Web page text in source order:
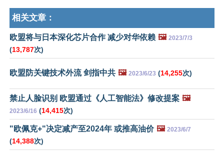
相关文章：
欧盟将与日本深化芯片合作 减少对华依赖 🖼️ 2023/7/3
(13,787次)
欧盟防关键技术外流 剑指中共 🖼️ 2023/6/23 (14,255次)
禁止人脸识别 欧盟通过《人工智能法》修改提案 🖼️
2023/6/16 (14,415次)
"欧佩克+"决定减产至2024年 或推高油价 🖼️ 2023/6/7
(14,388次)